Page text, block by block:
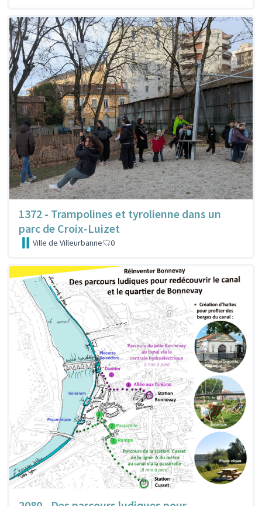
1372 - Trampolines et tyrolienne dans un
parc de Croix-Luizet
Ville de Villeurbanne 0